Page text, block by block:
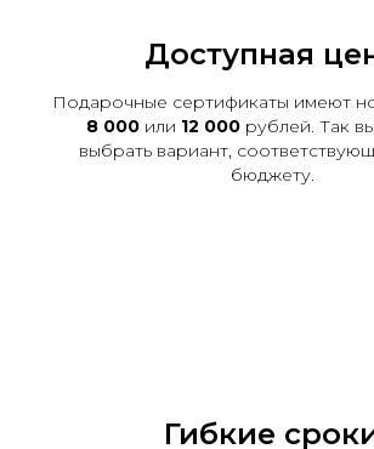
Доступная
Подарочные сертификаты имеют
8 000или 12 000рублей. Так
выбрать вариант,
бюджету.
Гибкие